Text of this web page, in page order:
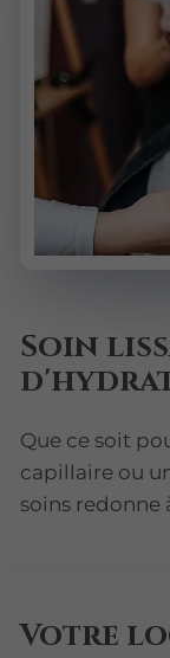
Soin
Que ce soit
capillaire ou
soins redonne
Votre